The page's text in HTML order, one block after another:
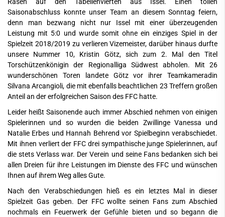
Saisonabschluss konnte unser Team an diesem Sonntag feiern,
denn man bezwang nicht nur Issel mit einer überzeugenden
Leistung mit 5:0 und wurde somit ohne ein einziges Spiel in der
Spielzeit 2018/2019 zu verlieren Vizemeister, darüber hinaus durfte
unsere Nummer 10, Kristin Götz, sich zum 2. Mal den Titel
Torschützenkönigin der Regionalliga Südwest abholen. Mit 26
wunderschönen Toren landete Götz vor ihrer Teamkameradin
Silvana Arcangioli, die mit ebenfalls beachtlichen 23 Treffern großen
Anteil an der erfolgreichen Saison des FFC hatte.
Leider heißt Saisonende auch immer Abschied nehmen von einigen
Spielerinnen und so wurden die beiden Zwillinge Vanessa und
Natalie Erbes und Hannah Behrend vor Spielbeginn verabschiedet.
Mit ihnen verliert der FFC drei sympathische junge Spielerinnen, auf
die stets Verlass war. Der Verein und seine Fans bedanken sich bei
allen Dreien für ihre Leistungen im Dienste des FFC und wünschen
Ihnen auf ihrem Weg alles Gute.
Nach den Verabschiedungen hieß es ein letztes Mal in dieser
Spielzeit Gas geben. Der FFC wollte seinen Fans zum Abschied
nochmals ein Feuerwerk der Gefühle bieten und so begann die